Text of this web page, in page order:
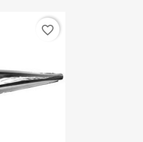
favorite_border